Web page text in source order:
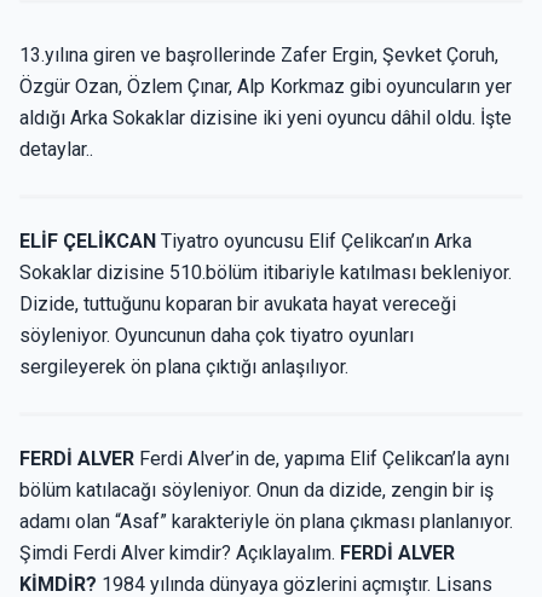
13.yılına giren ve başrollerinde Zafer Ergin, Şevket Çoruh,
Özgür Ozan, Özlem Çınar, Alp Korkmaz gibi oyuncuların yer
aldığı Arka Sokaklar dizisine iki yeni oyuncu dâhil oldu. İşte
detaylar..
ELİF ÇELİKCAN Tiyatro oyuncusu Elif Çelikcan’ın Arka
Sokaklar dizisine 510.bölüm itibariyle katılması bekleniyor.
Dizide, tuttuğunu koparan bir avukata hayat vereceği
söyleniyor. Oyuncunun daha çok tiyatro oyunları
sergileyerek ön plana çıktığı anlaşılıyor.
FERDİ ALVER Ferdi Alver’in de, yapıma Elif Çelikcan’la aynı
bölüm katılacağı söyleniyor. Onun da dizide, zengin bir iş
adamı olan “Asaf” karakteriyle ön plana çıkması planlanıyor.
Şimdi Ferdi Alver kimdir? Açıklayalım. FERDİ ALVER
KİMDİR? 1984 yılında dünyaya gözlerini açmıştır. Lisans